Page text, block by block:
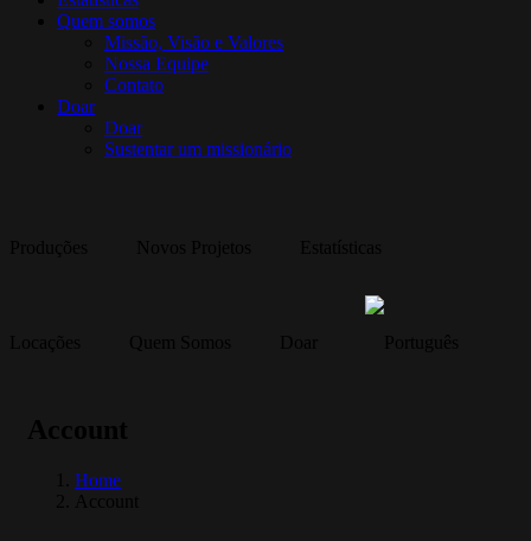
Quem somos
Missão, Visão e Valores
Nossa Equipe
Contato
Doar
Doar
Sustentar um missionário
Home